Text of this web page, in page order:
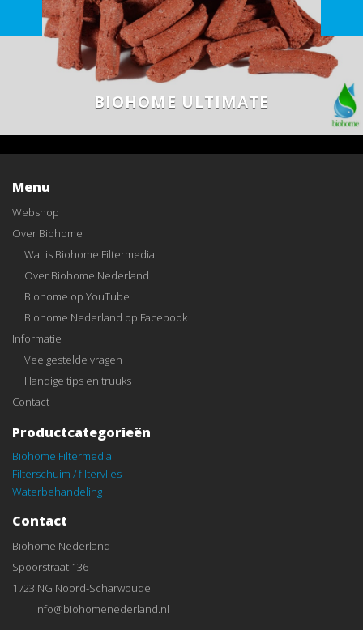
BIOHOME ULTIMATE
Menu
Webshop
Over Biohome
Wat is Biohome Filtermedia
Over Biohome Nederland
Biohome op YouTube
Biohome Nederland op Facebook
Informatie
Veelgestelde vragen
Handige tips en truuks
Contact
Productcategorieën
Biohome Filtermedia
Filterschuim / filtervlies
Waterbehandeling
Contact
Biohome Nederland
Spoorstraat 136
1723 NG Noord-Scharwoude
info@biohomenederland.nl